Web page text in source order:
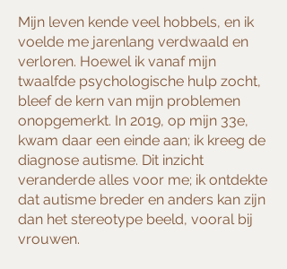
Mijn leven kende veel hobbels, en ik
voelde me jarenlang verdwaald en
verloren. Hoewel ik vanaf mijn
twaalfde psychologische hulp zocht,
bleef de kern van mijn problemen
onopgemerkt. In 2019, op mijn 33e,
kwam daar een einde aan; ik kreeg de
diagnose autisme. Dit inzicht
veranderde alles voor me; ik ontdekte
dat autisme breder en anders kan zijn
dan het stereotype beeld, vooral bij
vrouwen.